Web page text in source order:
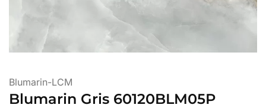
Blumarin-LCM
Blumarin Gris 60120BLM05P